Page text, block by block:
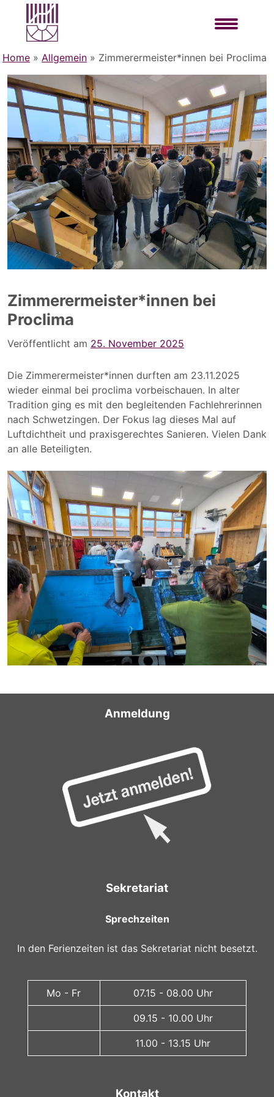
Home » Allgemein » Zimmerermeister*innen bei Proclima
Zimmerermeister*innen bei
Proclima
Veröffentlicht am 25. November 2025
Die Zimmerermeister*innen durften am 23.11.2025
wieder einmal bei proclima vorbeischauen. In alter
Tradition ging es mit den begleitenden Fachlehrerinnen
nach Schwetzingen. Der Fokus lag dieses Mal auf
Luftdichtheit und praxisgerechtes Sanieren. Vielen Dank
an alle Beteiligten.
Anmeldung
Sekretariat
Sprechzeiten
In den Ferienzeiten ist das Sekretariat nicht besetzt.
Mo - Fr 07.15 - 08.00 Uhr
09.15 - 10.00 Uhr
11.00 - 13.15 Uhr
Kontakt